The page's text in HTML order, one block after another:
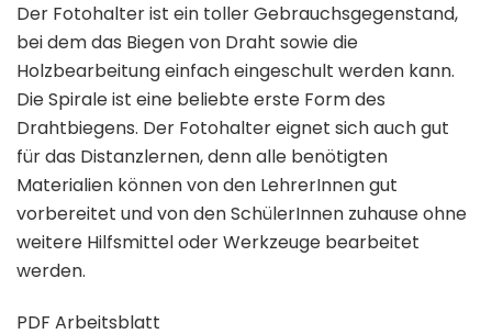
Der Fotohalter ist ein toller Gebrauchsgegenstand,
bei dem das Biegen von Draht sowie die
Holzbearbeitung einfach eingeschult werden kann.
Die Spirale ist eine beliebte erste Form des
Drahtbiegens. Der Fotohalter eignet sich auch gut
für das Distanzlernen, denn alle benötigten
Materialien können von den LehrerInnen gut
vorbereitet und von den SchülerInnen zuhause ohne
weitere Hilfsmittel oder Werkzeuge bearbeitet
werden.
PDF Arbeitsblatt